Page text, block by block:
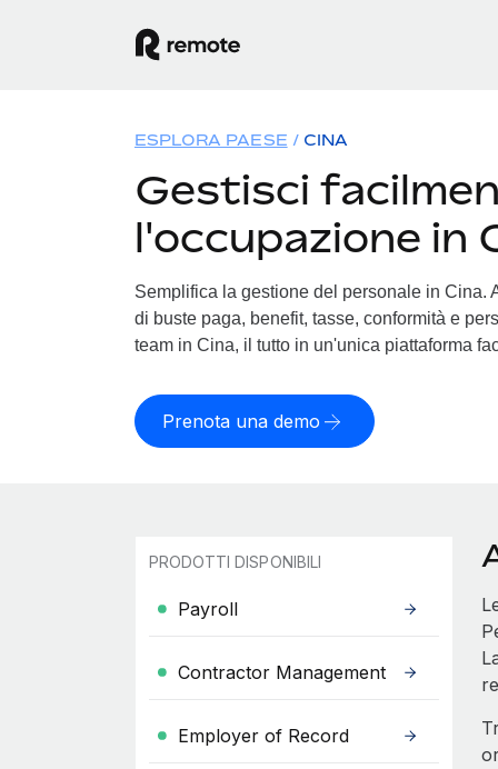
ESPLORA PAESE CINA
Gestisci
l'occupazione in
Semplifica la gestione del personale in Cina.
di buste paga, benefit, tasse, conformità e
team in Cina, il tutto in un'unica piattaforma
Prenota una demo
PRODOTTI DISPONIBILI
Payroll
Contractor Management
Employer of Record